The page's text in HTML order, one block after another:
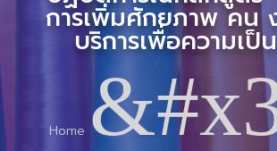
การเพิ่มศักยภาพ คน
บริการเพื่อความเป็
Home